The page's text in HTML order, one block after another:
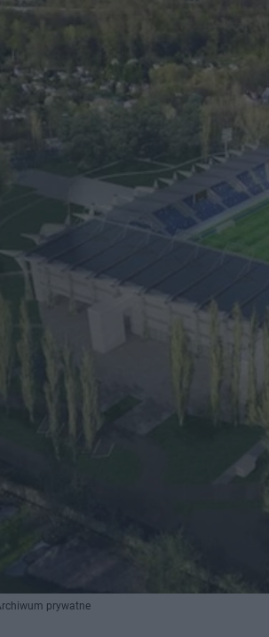
prywatne